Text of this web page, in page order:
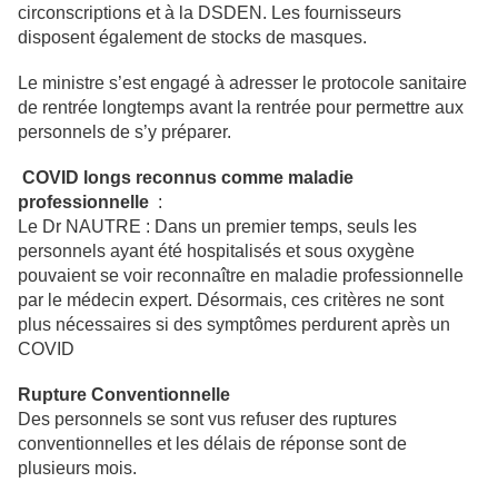
circonscriptions et à la DSDEN. Les fournisseurs
disposent également de stocks de masques.
Le ministre s’est engagé à adresser le protocole sanitaire
de rentrée longtemps avant la rentrée pour permettre aux
personnels de s’y préparer.
COVID longs reconnus comme maladie
professionnelle :
Le Dr NAUTRE : Dans un premier temps, seuls les
personnels ayant été hospitalisés et sous oxygène
pouvaient se voir reconnaître en maladie professionnelle
par le médecin expert. Désormais, ces critères ne sont
plus nécessaires si des symptômes perdurent après un
COVID
Rupture Conventionnelle
Des personnels se sont vus refuser des ruptures
conventionnelles et les délais de réponse sont de
plusieurs mois.